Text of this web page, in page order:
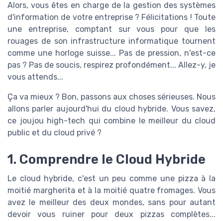
Alors, vous êtes en charge de la gestion des systèmes
d'information de votre entreprise ? Félicitations ! Toute
une entreprise, comptant sur vous pour que les
rouages de son infrastructure informatique tournent
comme une horloge suisse... Pas de pression, n'est-ce
pas ? Pas de soucis, respirez profondément... Allez-y, je
vous attends...
Ça va mieux ? Bon, passons aux choses sérieuses. Nous
allons parler aujourd'hui du cloud hybride. Vous savez,
ce joujou high-tech qui combine le meilleur du cloud
public et du cloud privé ?
1. Comprendre le Cloud Hybride
Le cloud hybride, c'est un peu comme une pizza à la
moitié margherita et à la moitié quatre fromages. Vous
avez le meilleur des deux mondes, sans pour autant
devoir vous ruiner pour deux pizzas complètes...